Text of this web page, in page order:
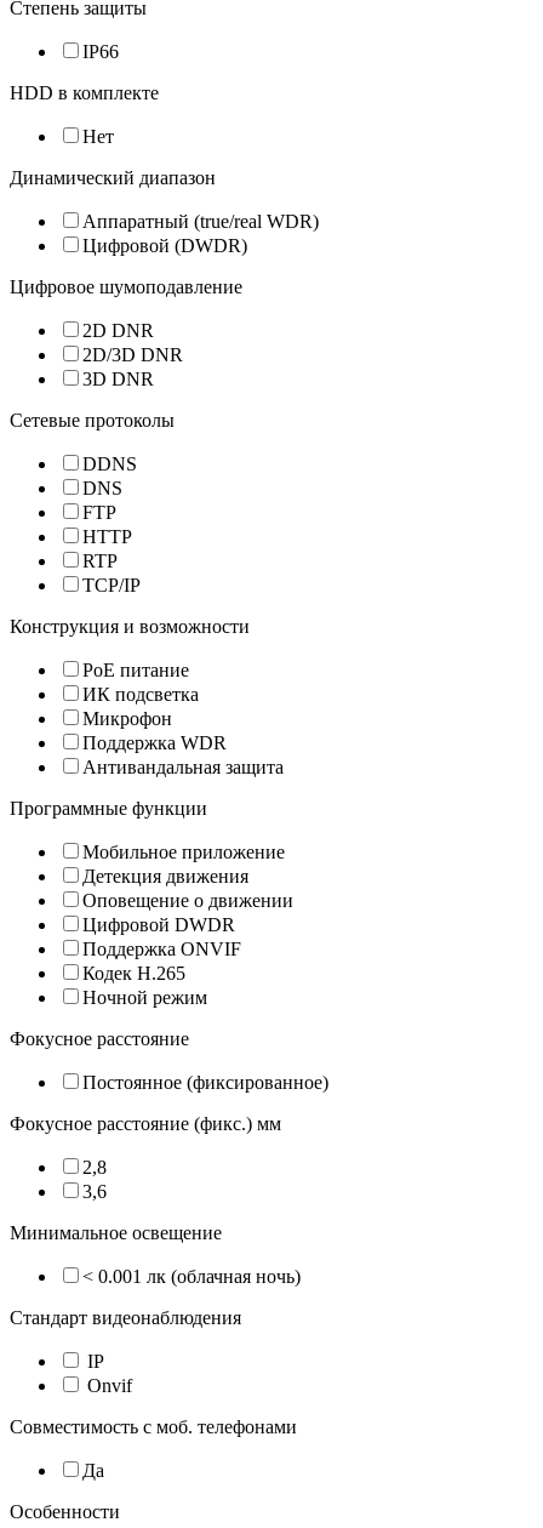
Степень защиты
IP66
HDD в комплекте
Нет
Динамический диапазон
Аппаратный (true/real WDR)
Цифровой (DWDR)
Цифровое шумоподавление
2D DNR
2D/3D DNR
3D DNR
Сетевые протоколы
DDNS
DNS
FTP
HTTP
RTP
TCP/IP
Конструкция и возможности
PoE питание
ИК подсветка
Микрофон
Поддержка WDR
Антивандальная защита
Программные функции
Мобильное приложение
Детекция движения
Оповещение о движении
Цифровой DWDR
Поддержка ONVIF
Кодек H.265
Ночной режим
Фокусное расстояние
Постоянное (фиксированное)
Фокусное расстояние (фикс.) мм
2,8
3,6
Минимальное освещение
< 0.001 лк (облачная ночь)
Стандарт видеонаблюдения
IP
Onvif
Совместимость с моб. телефонами
Да
Особенности